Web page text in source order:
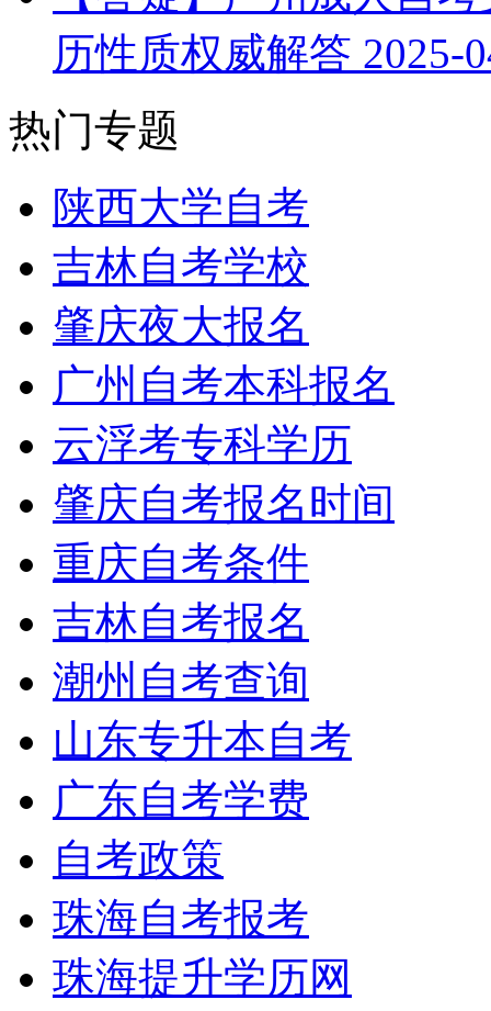
历性质权威解答 2025-
热门专题
陕西大学自考
吉林自考学校
肇庆夜大报名
广州自考本科报名
云浮考专科学历
肇庆自考报名时间
重庆自考条件
吉林自考报名
潮州自考查询
山东专升本自考
广东自考学费
自考政策
珠海自考报考
珠海提升学历网